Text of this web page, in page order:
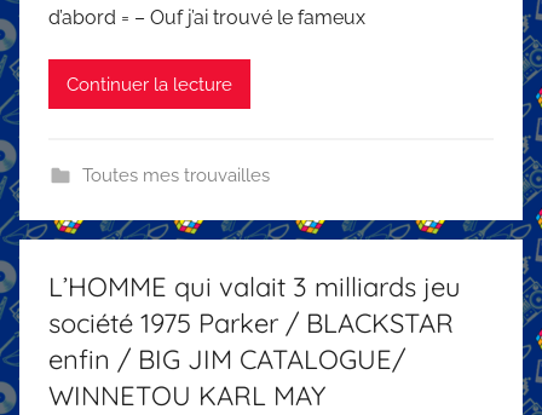
d’abord = – Ouf j’ai trouvé le fameux
Continuer la lecture
Toutes mes trouvailles
L’HOMME qui valait 3 milliards jeu
société 1975 Parker / BLACKSTAR
enfin / BIG JIM CATALOGUE/
WINNETOU KARL MAY